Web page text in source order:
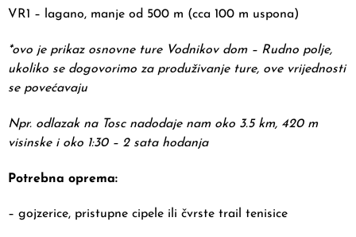
VR1 – lagano, manje od 500 m (cca 100 m uspona)
*ovo je prikaz osnovne ture Vodnikov dom – Rudno polje,
ukoliko se dogovorimo za produživanje ture, ove vrijednosti
se povećavaju
Npr. odlazak na Tosc nadodaje nam oko 3.5 km, 420 m
visinske i oko 1:30 – 2 sata hodanja
Potrebna oprema:
– gojzerice, pristupne cipele ili čvrste trail tenisice